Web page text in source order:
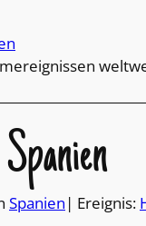
Spanien | Ereignis: